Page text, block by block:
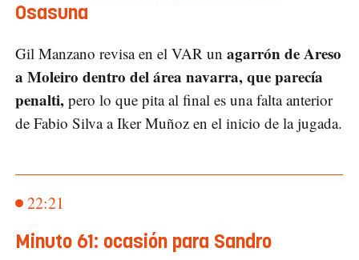
Osasuna
Gil Manzano revisa en el VAR un agarrón de Areso
a Moleiro dentro del área navarra, que parecía
penalti, pero lo que pita al final es una falta anterior
de Fabio Silva a Iker Muñoz en el inicio de la jugada.
22:21
Minuto 61: ocasión para Sandro